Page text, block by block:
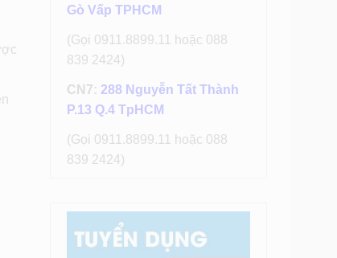
Gò Vấp TPHCM
(Gọi 0911.8899.11 hoặc 088
839 2424)
CN7: 288 Nguyễn Tất Thành
P.13 Q.4 TpHCM
(Gọi 0911.8899.11 hoặc 088
839 2424)